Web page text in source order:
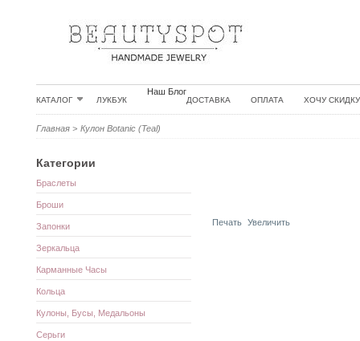
КАТАЛОГ ЛУКБУК
Наш Блог
ДОСТАВКА ОПЛАТА ХОЧУ СКИДКУ
Главная > Кулон Botanic (Teal)
Печать Увеличить
Категории
Браслеты
Броши
Запонки
Зеркальца
Карманные Часы
Кольца
Кулоны, Бусы, Медальоны
Серьги